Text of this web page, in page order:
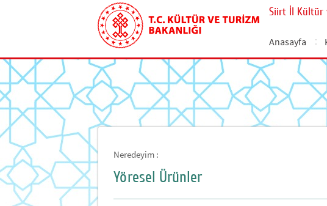
Siirt İl Kültür
Anasayfa
Neredeyim :
Yöresel Ürünler